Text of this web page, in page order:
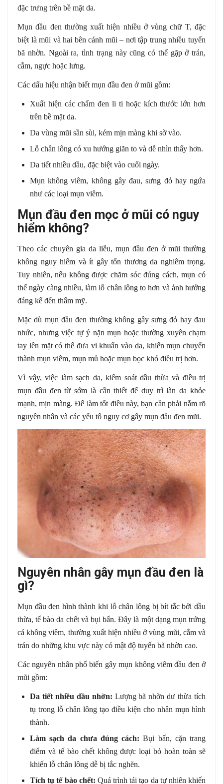
đặc trưng trên bề mặt da.
Mụn đầu đen thường xuất hiện nhiều ở vùng chữ T, đặc
biệt là mũi và hai bên cánh mũi – nơi tập trung nhiều tuyến
bã nhờn. Ngoài ra, tình trạng này cũng có thể gặp ở trán,
cằm, ngực hoặc lưng.
Các dấu hiệu nhận biết mụn đầu đen ở mũi gồm:
Xuất hiện các chấm đen li ti hoặc kích thước lớn hơn
trên bề mặt da.
Da vùng mũi sần sùi, kém mịn màng khi sờ vào.
Lỗ chân lông có xu hướng giãn to và dễ nhìn thấy hơn.
Da tiết nhiều dầu, đặc biệt vào cuối ngày.
Mụn không viêm, không gây đau, sưng đỏ hay ngứa
như các loại mụn viêm.
Mụn đầu đen mọc ở mũi có nguy
hiểm không?
Theo các chuyên gia da liễu, mụn đầu đen ở mũi thường
không nguy hiểm và ít gây tổn thương da nghiêm trọng.
Tuy nhiên, nếu không được chăm sóc đúng cách, mụn có
thể ngày càng nhiều, làm lỗ chân lông to hơn và ảnh hưởng
đáng kể đến thẩm mỹ.
Mặc dù mụn đầu đen thường không gây sưng đỏ hay đau
nhức, nhưng việc tự ý nặn mụn hoặc thường xuyên chạm
tay lên mặt có thể đưa vi khuẩn vào da, khiến mụn chuyển
thành mụn viêm, mụn mủ hoặc mụn bọc khó điều trị hơn.
Vì vậy, việc làm sạch da, kiểm soát dầu thừa và điều trị
mụn đầu đen từ sớm là cần thiết để duy trì làn da khỏe
mạnh, mịn màng. Để làm tốt điều này, bạn cần phải nắm rõ
nguyên nhân và các yếu tố nguy cơ gây mụn đầu đen mũi.
Nguyên nhân gây mụn đầu đen là
gì?
Mụn đầu đen hình thành khi lỗ chân lông bị bít tắc bởi dầu
thừa, tế bào da chết và bụi bẩn. Đây là một dạng mụn trứng
cá không viêm, thường xuất hiện nhiều ở vùng mũi, cằm và
trán do những khu vực này có mật độ tuyến bã nhờn cao.
Các nguyên nhân phổ biến gây mụn không viêm đầu đen ở
mũi gồm:
Da tiết nhiều dầu nhờn: Lượng bã nhờn dư thừa tích
tụ trong lỗ chân lông tạo điều kiện cho nhân mụn hình
thành.
Làm sạch da chưa đúng cách: Bụi bẩn, cặn trang
điểm và tế bào chết không được loại bỏ hoàn toàn sẽ
khiến lỗ chân lông dễ bị tắc nghẽn.
Tích tụ tế bào chết: Quá trình tái tạo da tự nhiên khiến